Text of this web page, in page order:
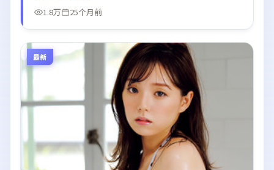
1.8万
25个月前
最新